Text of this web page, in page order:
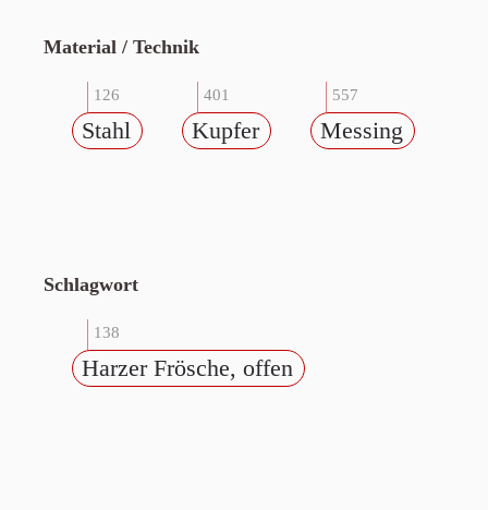
Material / Technik
126
Stahl
401
Kupfer
557
Messing
Schlagwort
138
Harzer Frösche, offen